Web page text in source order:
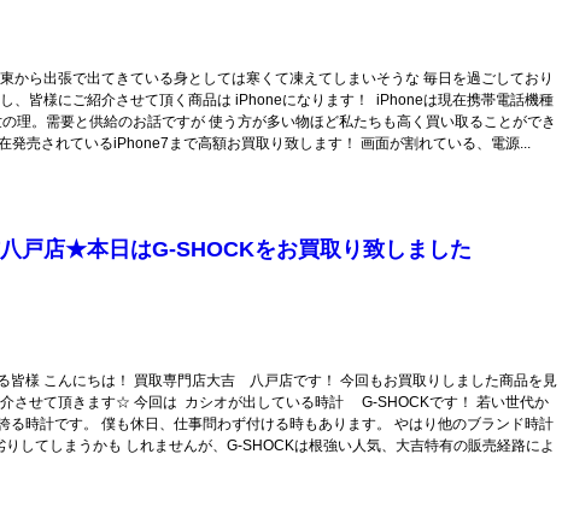
から出張で出てきている身としては寒くて凍えてしまいそうな 毎日を過ごしており
、皆様にご紹介させて頂く商品は iPhoneになります！ iPhoneは現在携帯電話機種
理。需要と供給のお話ですが 使う方が多い物ほど私たちも高く買い取ることができ
発売されているiPhone7まで高額お買取り致します！ 画面が割れている、電源...
戸店★本日はG-SHOCKをお買取り致しました
皆様 こんにちは！ 買取専門店大吉 八戸店です！ 今回もお買取りしました商品を見
させて頂きます☆ 今回は カシオが出している時計 G-SHOCKです！ 若い世代か
る時計です。 僕も休日、仕事問わず付ける時もあります。 やはり他のブランド時計
してしまうかも しれませんが、G-SHOCKは根強い人気、大吉特有の販売経路によ